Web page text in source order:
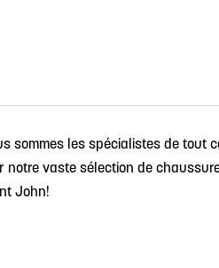
sommes les spécialistes de tout
notre vaste sélection de
John!